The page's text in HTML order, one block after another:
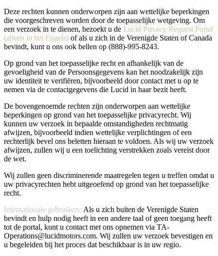
Deze rechten kunnen onderworpen zijn aan wettelijke beperkingen
die voorgeschreven worden door de toepasselijke wetgeving. Om
een verzoek in te dienen, bezoekt u de Lucid Privacy Request Portal
(alleen in het Engels) of als u zich in de Verenigde Staten of Canada
bevindt, kunt u ons ook bellen op (888)-995‑8243.
Op grond van het toepasselijke recht en afhankelijk van de
gevoeligheid van de Persoonsgegevens kan het noodzakelijk zijn
uw identiteit te verifiëren, bijvoorbeeld door contact met u op te
nemen via de contactgegevens die Lucid in haar bezit heeft.
De bovengenoemde rechten zijn onderworpen aan wettelijke
beperkingen op grond van het toepasselijke privacyrecht. Wij
kunnen uw verzoek in bepaalde omstandigheden rechtmatig
afwijzen, bijvoorbeeld indien wettelijke verplichtingen of een
rechterlijk bevel ons beletten hieraan te voldoen. Als wij uw verzoek
afwijzen, zullen wij u een toelichting verstrekken zoals vereist door
de wet.
Wij zullen geen discriminerende maatregelen tegen u treffen omdat u
uw privacyrechten hebt uitgeoefend op grond van het toepasselijke
recht.
Internationale gebruikers: Als u zich buiten de Verenigde Staten
bevindt en hulp nodig heeft in een andere taal of geen toegang heeft
tot de portal, kunt u contact met ons opnemen via TA-
Operations@lucidmotors.com. Wij zullen uw verzoek bevestigen en
u begeleiden bij het proces dat beschikbaar is in uw regio.